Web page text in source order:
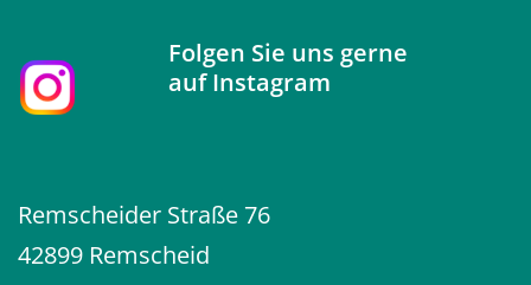
Ev. Stiftung Tannenhof
Psychiatrische Tagesklinik Wuppertal-
8
Ev. Stiftung Tannenhof
Institutsambulanz der psychiatrischen
Folgen Sie uns gerne
aufInstagram
Remscheider Straße 76
42899 Remscheid